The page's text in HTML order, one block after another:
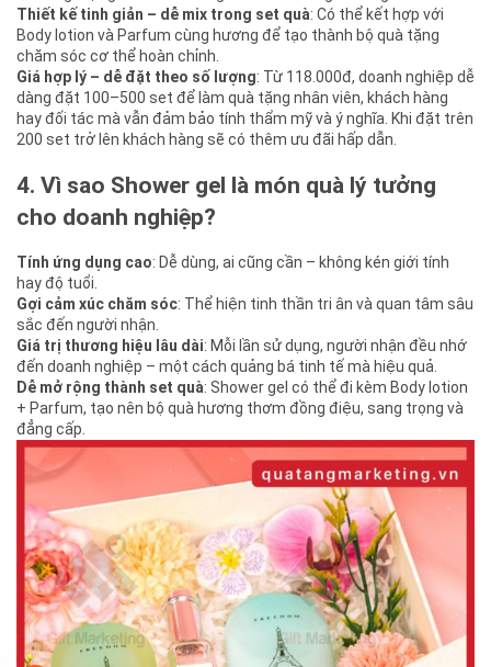
Thiết kế tinh giản – dễ mix trong set quà: Có thể kết hợp với
Body lotion và Parfum cùng hương để tạo thành bộ quà tặng
chăm sóc cơ thể hoàn chỉnh.
Giá hợp lý – dễ đặt theo số lượng: Từ 118.000đ, doanh nghiệp dễ
dàng đặt 100–500 set để làm quà tặng nhân viên, khách hàng
hay đối tác mà vẫn đảm bảo tính thẩm mỹ và ý nghĩa. Khi đặt trên
200 set trở lên khách hàng sẽ có thêm ưu đãi hấp dẫn.
4. Vì sao Shower gel là món quà lý tưởng
cho doanh nghiệp?
Tính ứng dụng cao: Dễ dùng, ai cũng cần – không kén giới tính
hay độ tuổi.
Gợi cảm xúc chăm sóc: Thể hiện tinh thần tri ân và quan tâm sâu
sắc đến người nhận.
Giá trị thương hiệu lâu dài: Mỗi lần sử dụng, người nhận đều nhớ
đến doanh nghiệp – một cách quảng bá tinh tế mà hiệu quả.
Dễ mở rộng thành set quà: Shower gel có thể đi kèm Body lotion
+ Parfum, tạo nên bộ quà hương thơm đồng điệu, sang trọng và
đẳng cấp.